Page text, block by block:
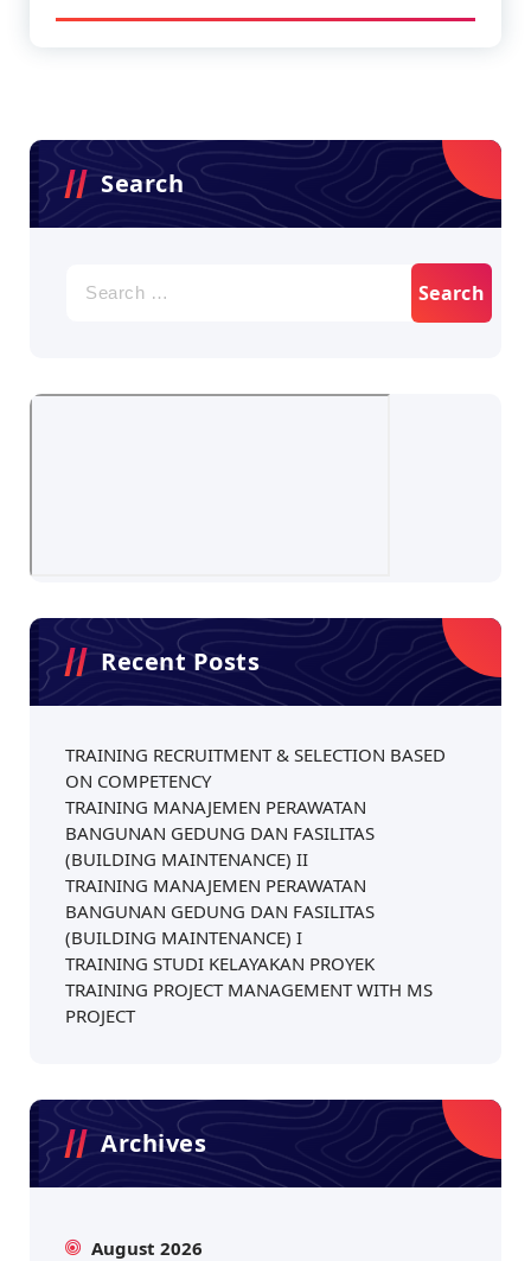
Search
for:
Recent Posts
TRAINING RECRUITMENT & SELECTION BASED
ON COMPETENCY
TRAINING MANAJEMEN PERAWATAN
BANGUNAN GEDUNG DAN FASILITAS
(BUILDING MAINTENANCE) II
TRAINING MANAJEMEN PERAWATAN
BANGUNAN GEDUNG DAN FASILITAS
(BUILDING MAINTENANCE) I
TRAINING STUDI KELAYAKAN PROYEK
TRAINING PROJECT MANAGEMENT WITH MS
PROJECT
Archives
August 2026